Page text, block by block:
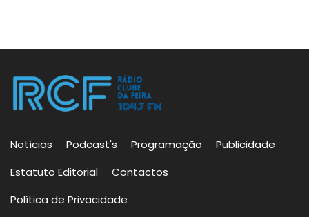
Notícias Podcast's Programação
Publicidade
Estatuto Editorial
Contactos
Política de Privacidade